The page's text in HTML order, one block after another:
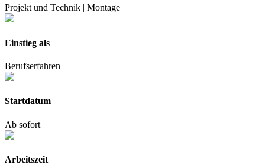
Projekt und Technik | Montage
Einstieg als
Berufserfahren
Startdatum
Ab sofort
Arbeitszeit